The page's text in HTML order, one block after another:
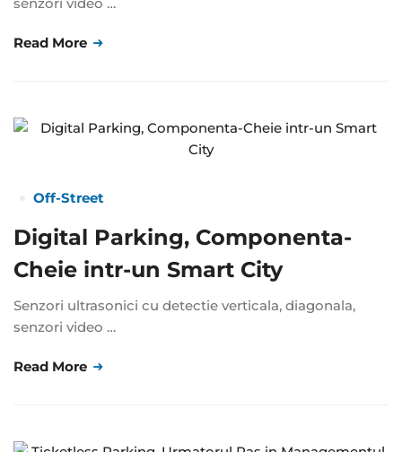
Read More
Off-Street
Digital Parking, Componenta-
Cheie intr-un Smart City
Senzori ultrasonici cu detectie verticala, diagonala,
senzori video …
Read More